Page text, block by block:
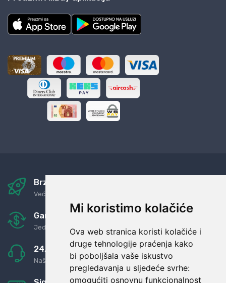
Mi koristimo kolačiće
Ova web stranica koristi kolačiće i
druge tehnologije praćenja kako
bi poboljšala vaše iskustvo
pregledavanja u sljedeće svrhe:
omogućiti osnovnu funkcionalnost
Brza i sigurna dostava
Već za nekoliko dana kod vas
Garancija u povrat novaca
Jednostavno pravilo: Roba za novac
24/7 odlična podrška
Naši agenti uvijek na raspolaganju